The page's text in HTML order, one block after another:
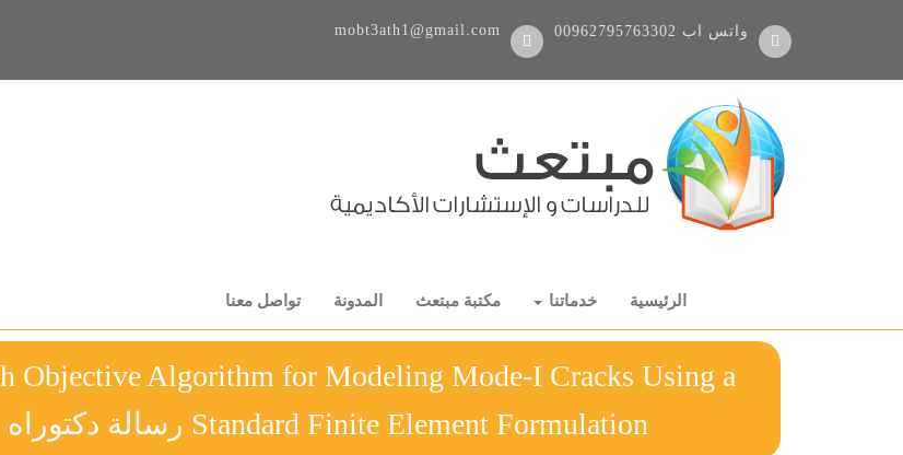
00962795763302 واتس اب mobt3ath1@gmail.com
الرئيسية خدماتنا مكتبة مبتعث المدونة تواصل معنا
Objective Algorithm for Modeling Mode-I Cracks Using a
Standard Finite Element Formulation رسالة دكتوراه